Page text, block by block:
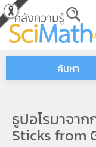
Skip to main
ค้นหา
ธูปอโรมาจา
Sticks from